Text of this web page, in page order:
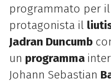
programmato per il
protagonista il
Jadran Duncumb
un programma
Johann Sebastian